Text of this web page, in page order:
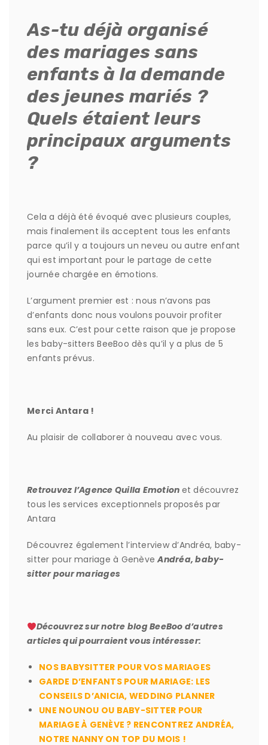
As-tu déjà organisé
des mariages sans
enfants à la demande
des jeunes mariés ?
Quels étaient leurs
principaux arguments
?
Cela a déjà été évoqué avec plusieurs couples,
mais finalement ils acceptent tous les enfants
parce qu’il y a toujours un neveu ou autre enfant
qui est important pour le partage de cette
journée chargée en émotions.
L’argument premier est : nous n’avons pas
d’enfants donc nous voulons pouvoir profiter
sans eux. C’est pour cette raison que je propose
les baby-sitters BeeBoo dès qu’il y a plus de 5
enfants prévus.
Merci Antara !
Au plaisir de collaborer à nouveau avec vous.
Retrouvez l’Agence Quilla Emotion et découvrez
tous les services exceptionnels proposés par
Antara
Découvrez également l’interview d’Andréa, baby-
sitter pour mariage à GenèveAndréa, baby-
sitter pour mariages
Découvrez sur notre blog BeeBoo d’autres
articles qui pourraient vous intéresser:
NOS BABYSITTER POUR VOS MARIAGES
GARDE D’ENFANTS POUR MARIAGE: LES
CONSEILS D’ANICIA, WEDDING PLANNER
UNE NOUNOU OU BABY-SITTER POUR
MARIAGE À GENÈVE ? RENCONTREZ ANDRÉA,
NOTRE NANNY ON TOP DU MOIS !